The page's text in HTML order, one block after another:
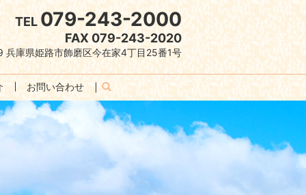
お問い合わせ search
TEL079-243-2000
FAX 079-243-2020
庫県姫路市飾磨区今在家4丁目25番1号